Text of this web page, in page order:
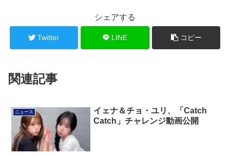
シェアする
Twitter LINE コピー
関連記事
ニュース
イェナ＆チョ・ユリ、「Catch
Catch」チャレンジ動画公開